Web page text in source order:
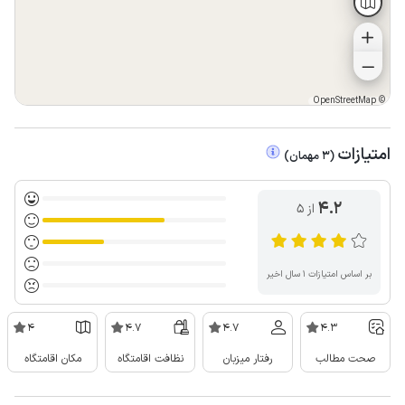
©
OpenStreetMap
امتیازات (
3مهمان)
4.2 از ۵
بر اساس امتیازات ۱ سال اخیر
4.3
صحت مطالب
4.7
رفتار میزبان
4.7
نظافت اقامتگاه
4
مکان اقامتگاه